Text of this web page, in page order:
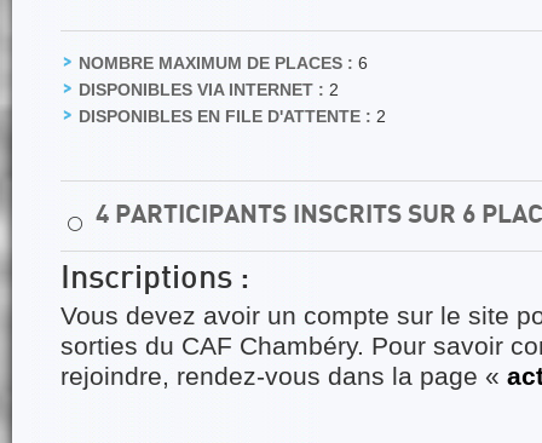
NOMBRE MAXIMUM DE PLACES : 6
DISPONIBLES VIA INTERNET : 2
DISPONIBLES EN FILE D'ATTENTE : 2
⚪ 4 PARTICIPANTS INSCRITS SUR 6
Inscriptions :
Vous devez avoir un compte sur le site
sorties du CAF Chambéry. Pour savoir
rejoindre, rendez-vous dans la page «